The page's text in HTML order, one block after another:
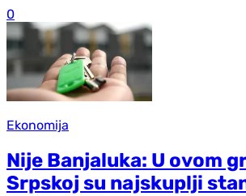
0
Ekonomija
Nije Banjaluka: U ovom
Srpskoj su najskuplji